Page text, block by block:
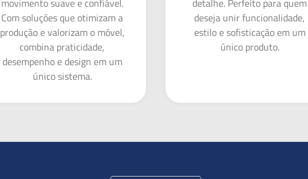
movimento suave e confiável.
Com soluções que otimizam a
produção e valorizam o móvel,
combina praticidade,
desempenho e design em um
único sistema.
detalhe. Perfeito para quem
deseja unir funcionalidade,
estilo e sofisticação em um
único produto.